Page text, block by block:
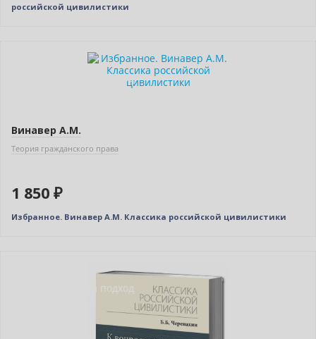
российской цивилистики
Индивидуальный подход
Винавер А.М.
Теория гражданского права
1 850 ₽
Избранное. Винавер А.М. Классика российской цивилистики
Индивидуальный подход